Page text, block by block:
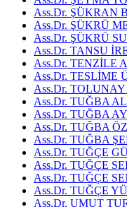
Ass.Dr. ŞÜKRAN
Ass.Dr. ŞÜKRÜ
Ass.Dr. ŞÜKRÜ
Ass.Dr. TANSU
Ass.Dr. TENZİLE
Ass.Dr. TESLİME
Ass.Dr.
Ass.Dr. TUĞBA
Ass.Dr. TUĞBA
Ass.Dr. TUĞBA
Ass.Dr. TUĞBA
Ass.Dr. TUĞÇE
Ass.Dr. TUĞÇE
Ass.Dr. TUĞÇE
Ass.Dr. TUĞÇE
Ass.Dr. UMUT